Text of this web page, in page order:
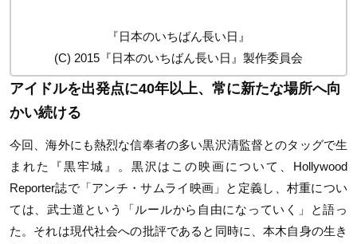
『日本のいちばん長い日』
(C) 2015『日本のいちばん長い日』製作委員会
アイドルを出発点に40年以上、常に新たな場所へ向
かい続ける
今回、海外にも熱烈な信奉者の多い黒沢清監督とのタッグで生
まれた『黒牢城』。黒沢はこの映画について、Hollywood
Reporter誌で「アンチ・サムライ映画」と定義し、村重につい
ては、武士道という「ルールから自由になっていく」と語っ
た。それは現代社会への批評であると同時に、本木自身の生き